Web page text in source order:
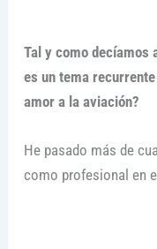
Tal y como decíamos
es un tema
amor a la aviación?
He pasado más de
como profesional en